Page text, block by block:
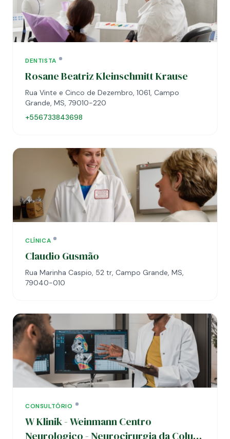
DENTISTA
Rosane Beatriz Kleinschmitt Krause
Rua Vinte e Cinco de Dezembro, 1061, Campo
Grande, MS, 79010-220
+556733843698
CLÍNICA
Claudio Gusmão
Rua Marinha Caspio, 52 tr, Campo Grande, MS,
79040-010
CONSULTÓRIO
W Klinik - Weinmann Centro
Neurologico - Neurocirurgia da Coluna